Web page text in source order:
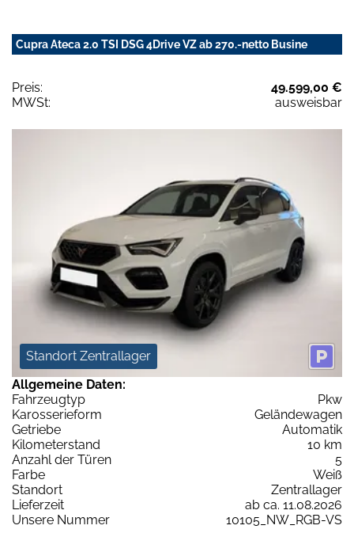
Cupra Ateca 2.0 TSI DSG 4Drive VZ ab 270.-netto Busine
Preis:
49.599,00 €
MWSt:
ausweisbar
Standort Zentrallager
Allgemeine Daten:
Fahrzeugtyp
Pkw
Karosserieform
Geländewagen
Getriebe
Automatik
Kilometerstand
10 km
Anzahl der Türen
5
Farbe
Weiß
Standort
Zentrallager
Lieferzeit
ab ca. 11.08.2026
Unsere Nummer
10105_NW_RGB-VS